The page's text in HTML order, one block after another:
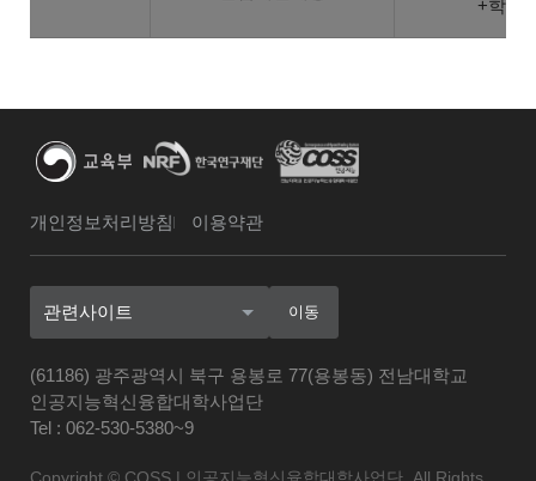
+학부
개인정보처리방침 이용약관
관련사이트 이동
(61186) 광주광역시 북구 용봉로 77(용봉동) 전남대학교
인공지능혁신융합대학사업단
Tel : 062-530-5380~9